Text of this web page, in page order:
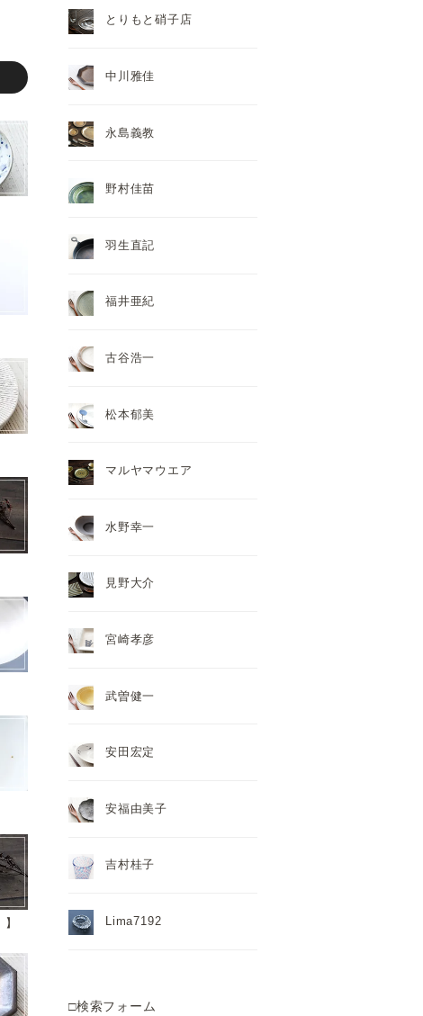
とりもと硝子店
中川雅佳
永島義教
野村佳苗
羽生直記
福井亜紀
古谷浩一
松本郁美
マルヤマウエア
水野幸一
見野大介
宮崎孝彦
武曽健一
安田宏定
安福由美子
吉村桂子
Lima7192
□検索フォーム